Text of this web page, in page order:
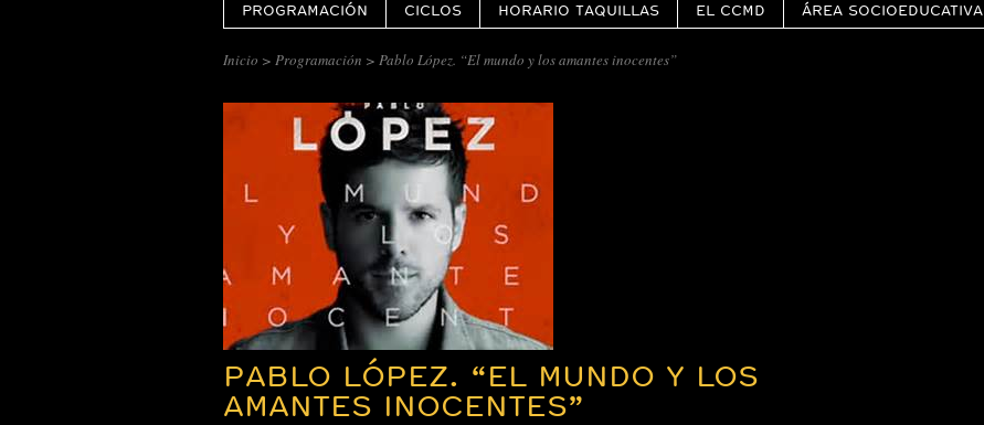
PROGRAMACIÓN CICLOS HORARIO TAQUILLAS EL CCMD ÁREA SOCIOEDUCATIVA
Inicio > Programación > Pablo López. “El mundo y los amantes inocentes”
PABLO LÓPEZ. “EL MUNDO Y LOS
AMANTES INOCENTES”